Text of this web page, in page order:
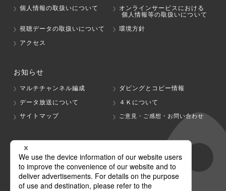
個人情報の取扱いについて
オンラインサービスにおける
個人情報等の取扱いについて
視聴データの取扱いについて
環境方針
アクセス
お知らせ
マルチチャンネル編成
ダビングとコピー情報
データ放送について
４Ｋについて
サイトマップ
ご意見・ご感想・お問い合わせ
グループ会社
テレビ朝日 テレ朝チャンネル